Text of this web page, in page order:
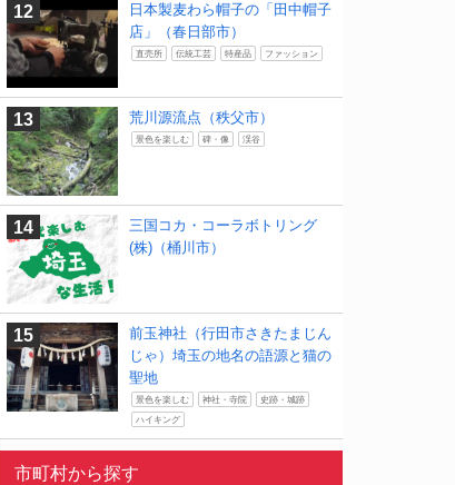
日本製麦わら帽子の「田中帽子
店」（春日部市）
直売所 伝統工芸 特産品 ファッション
荒川源流点（秩父市）
景色を楽しむ 碑・像 渓谷
三国コカ・コーラボトリング
(株)（桶川市）
前玉神社（行田市さきたまじん
じゃ）埼玉の地名の語源と猫の
聖地
景色を楽しむ 神社・寺院 史跡・城跡
ハイキング
市町村から探す